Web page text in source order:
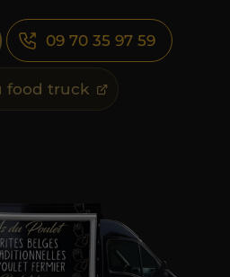
09 70 35 97 59
food truck